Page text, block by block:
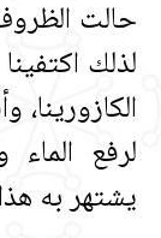
حالت
لذلك
الكازورينا،
لرفع
يشتهر به